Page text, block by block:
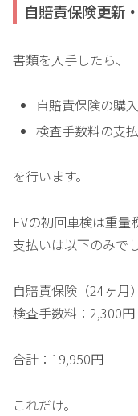
自賠責保険更新
書類を入手したら、
自賠責保険の購入
検査手数料の支
を行います。
EVの初回車検は重量
支払いは以下のみで
自賠責保険（24ヶ月
検査手数料：2,300円
合計：19,950円
これだけ。